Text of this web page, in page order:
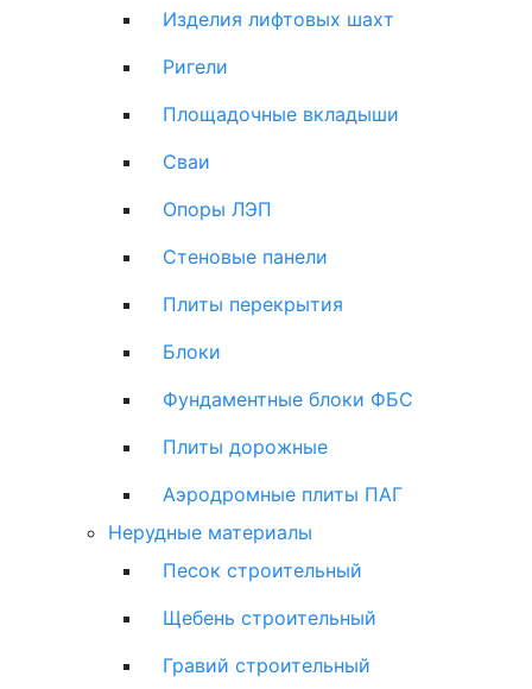
Изделия лифтовых шахт
Ригели
Площадочные вкладыши
Сваи
Опоры ЛЭП
Стеновые панели
Плиты перекрытия
Блоки
Фундаментные блоки ФБС
Плиты дорожные
Аэродромные плиты ПАГ
Нерудные материалы
Песок строительный
Щебень строительный
Гравий строительный